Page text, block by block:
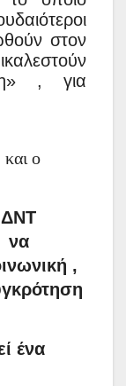
στον
, για
ο
ΔΝΤ
να
,
ένα